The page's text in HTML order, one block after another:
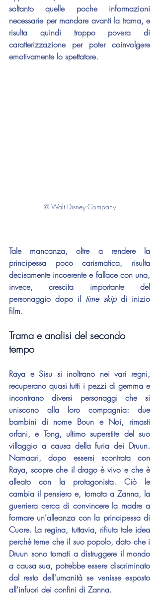
soltanto quelle poche informazioni
necessarie per mandare avanti la trama, e
risulta quindi troppo povera di
caratterizzazione per poter coinvolgere
emotivamente lo spettatore.
© Walt Disney Company
Tale mancanza, oltre a rendere la
principessa poco carismatica, risulta
decisamente incoerente e fallace con una,
invece, crescita importante del
personaggio dopo il time skip di inizio
film.
Trama e analisi del secondo
tempo
Raya e Sisu si inoltrano nei vari regni,
recuperano quasi tutti i pezzi di gemma e
incontrano diversi personaggi che si
uniscono alla loro compagnia: due
bambini di nome Boun e Noi, rimasti
orfani, e Tong, ultimo superstite del suo
villaggio a causa della furia dei Druun.
Namaari, dopo essersi scontrata con
Raya, scopre che il drago è vivo e che è
alleato con la protagonista. Ciò le
cambia il pensiero e, tornata a Zanna, la
guerriera cerca di convincere la madre a
formare un'alleanza con la principessa di
Cuore. La regina, tuttavia, rifiuta tale idea
perché teme che il suo popolo, dato che i
Druun sono tornati a distruggere il mondo
a causa sua, potrebbe essere discriminato
dal resto dell'umanità se venisse esposto
all'infuori dei confini di Zanna.